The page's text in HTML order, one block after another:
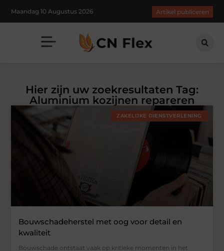
Maandag 10 Augustus 2026 Artikel publiceren
Hier zijn uw zoekresultaten Tag:
Aluminium kozijnen repareren
ZAKELIJKE DIENSTVERLENING
Bouwschadeherstel met oog voor detail en
kwaliteit
Bouwschade ontstaat vaak op kritieke momenten in het